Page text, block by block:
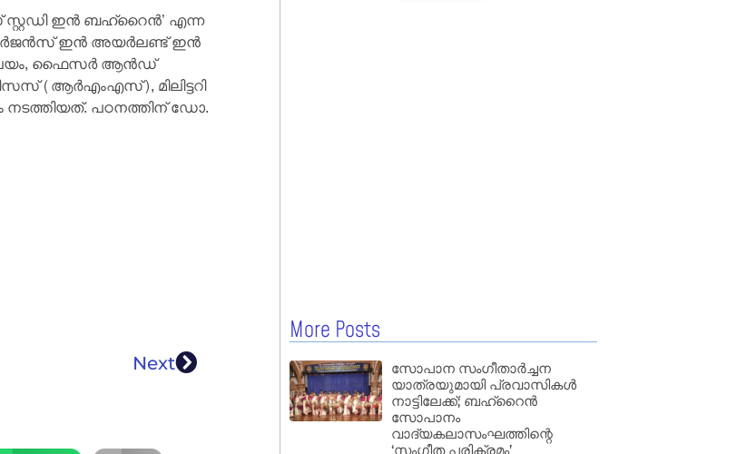
ഇന്‍ ബഹ്റൈന്‍’ എന്ന
സര്‍ജന്‍സ് ഇന്‍ അയര്‍ലണ്ട് ഇന്‍
ഫൈസര്‍ ആന്‍ഡ്
(ആര്‍എംഎസ്), മിലിട്ടറി
നടത്തിയത്. പഠനത്തിന് ഡോ.
Next
More Posts
സോപാന സംഗീതാർച്ചന
യാത്രയുമായി പ്രവാസികൾ
നാട്ടിലേക്ക്; ബഹ്‌റൈൻ
സോപാനം
വാദ്യകലാസംഘത്തിന്റെ
‘സംഗീത പരിക്രമം’